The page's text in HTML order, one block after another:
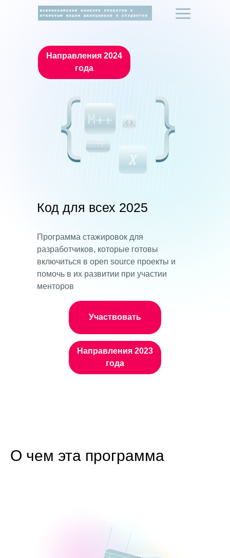
Участвовать
Код для всех 2025
Программа стажировок для
разработчиков, которые готовы
включиться в open source проекты и
помочь в их развитии при участии
менторов
Направления 2023
года
Направления 2024
года
О чем эта программа